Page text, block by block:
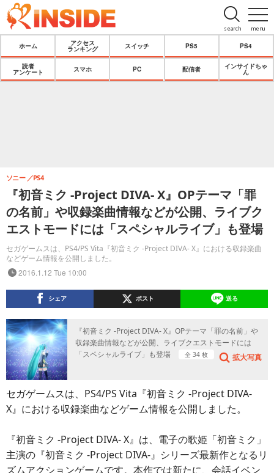
menu
search
ホーム
アクセス
ランキング
スイッチ PS5 PS4
読者
アンケート
スマホ PC 配信者
インサイドちゃ
ん
『初音ミク -Project DIVA- X』OPテーマ「罪
の名前」や収録楽曲情報などが公開、ライブク
エストモードには「スペシャルライブ」も登場
セガゲームスは、PS4/PS Vita『初音ミク -Project DIVA- X』における収録楽曲
などゲーム情報を公開しました。
ソニー PS4
2016.1.12 Tue 10:00
シェア ポスト 送る
『初音ミク -Project DIVA- X』OPテーマ「罪の名前」や
収録楽曲情報などが公開、ライブクエストモードには
「スペシャルライブ」も登場
全 34 枚 拡大写真
セガゲームスは、PS4/PS Vita『初音ミク -Project DIVA-
X』における収録楽曲などゲーム情報を公開しました。
『初音ミク -Project DIVA- X』は、電子の歌姫「初音ミク」
主演の『初音ミク -Project DIVA-』シリーズ最新作となるリ
ズムアクションゲームです。本作では新たに、会話イベン